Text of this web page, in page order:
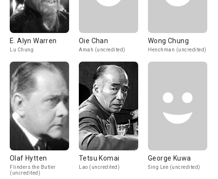
E. Alyn Warren
Lu Chung
Oie Chan
Amah (uncredited)
Wong Chung
Henchman (uncredited)
Olaf Hytten
Flinders the Butler
(uncredited)
Tetsu Komai
Lao (uncredited)
George Kuwa
Sing Lee (uncredited)